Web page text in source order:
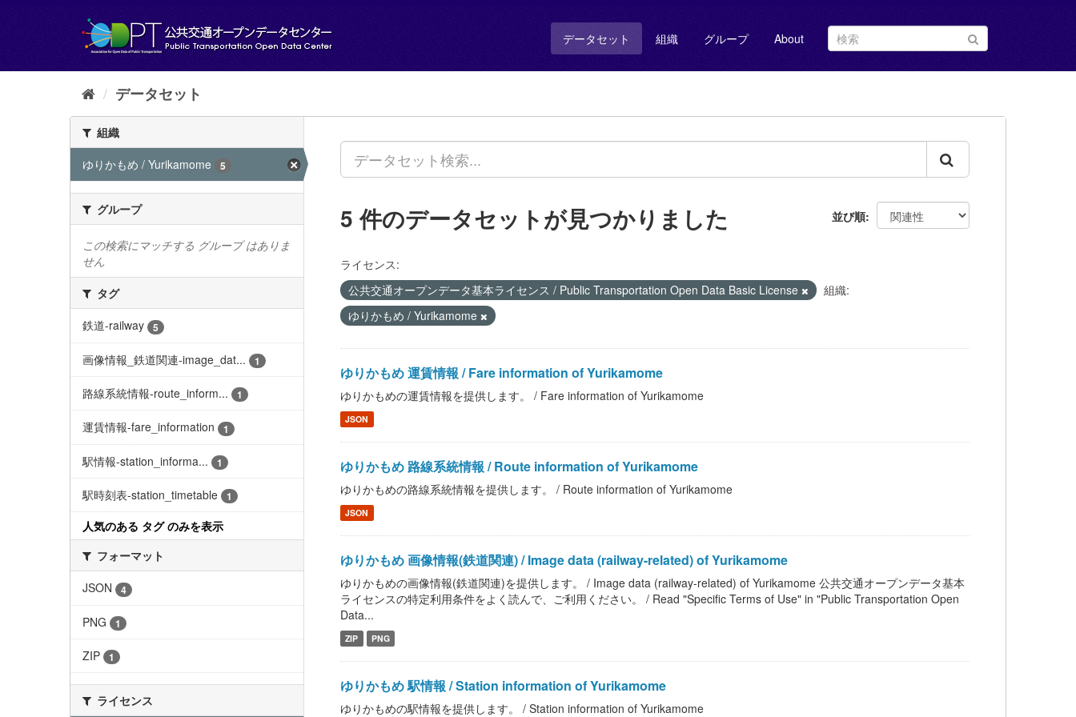
し
データセット 組織 グループ About
データセット
組織
ゆりかもめ / Yurikamome
5
グループ
この検索にマッチする グループ はありま
せん
タグ
鉄道-railway
5
画像情報_鉄道関連-image_dat... 1
路線系統情報-route_inform... 1
運賃情報-fare_information 1
駅情報-station_informa... 1
駅時刻表-station_timetable 1
人気のある タグ のみを表示
フォーマット
JSON
4
PNG 1
ZIP 1
ライセンス
並び順
5 件のデータセットが見つかりました
ライセンス:
公共交通オープンデータ基本ライセンス / Public Transportation Open Data Basic License
組織:
ゆりかもめ / Yurikamome
ゆりかもめ 運賃情報 / Fare information of Yurikamome
ゆりかもめの運賃情報を提供します。 / Fare information of Yurikamome
JSON
ゆりかもめ 路線系統情報 / Route information of Yurikamome
ゆりかもめの路線系統情報を提供します。 / Route information of Yurikamome
JSON
ゆりかもめ 画像情報(鉄道関連) / Image data (railway-related) of Yurikamome
ゆりかもめの画像情報(鉄道関連)を提供します。 / Image data (railway-related) of Yurikamome 公共交通オープンデータ基本
ライセンスの特定利用条件をよく読んで、ご利用ください。 / Read "Specific Terms of Use" in "Public Transportation Open
Data...
ZIP PNG
ゆりかもめ 駅情報 / Station information of Yurikamome
ゆりかもめの駅情報を提供します。 / Station information of Yurikamome